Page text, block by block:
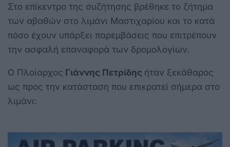
Στο επίκεντρο της συζήτησης βρέθηκε το ζήτημα
των αβαθών στο λιμάνι Μαστιχαρίου και το κατά
πόσο έχουν υπάρξει παρεμβάσεις που επιτρέπουν
την ασφαλή επαναφορά των δρομολογίων.
Ο Πλοίαρχος Γιάννης Πετρίδης ήταν ξεκάθαρος
ως προς την κατάσταση που επικρατεί σήμερα στο
λιμάνι: